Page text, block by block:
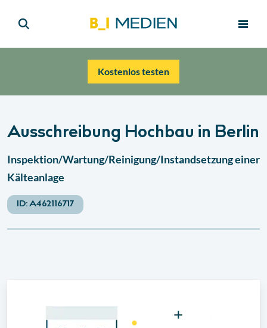
Kostenlos testen
Ausschreibung Hochbau in Berlin
Inspektion/Wartung/Reinigung/Instandsetzung einer
Kälteanlage
ID:A462116717